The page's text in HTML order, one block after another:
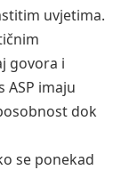
uvjetima.
govora i
imaju
dok
se ponekad